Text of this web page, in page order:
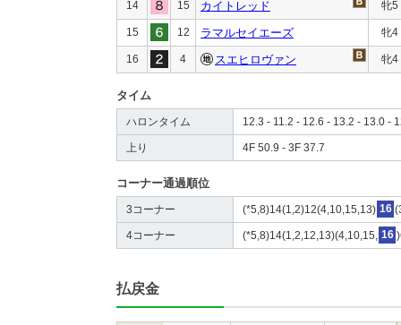
14 15 カイトレッド 牝5
15 12 ラマルセイエーズ 牝4
16 4 スエヒロヴァン 牝4
タイム
ハロンタイム 12.3 - 11.2 - 12.6 - 13.2 - 13.0 -
上り 4F 50.9 - 3F 37.7
コーナー通過順位
3コーナー (*5,8)14(1,2)12(4,10,15,13) 16
4コーナー (*5,8)14(1,2,12,13)(4,10,15, 16
払戻金